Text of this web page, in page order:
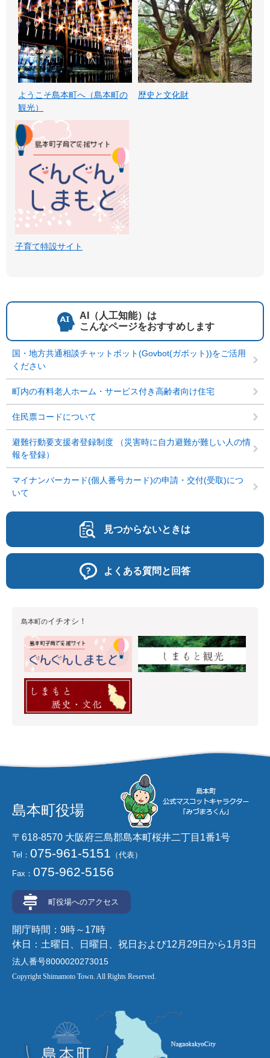
ようこそ島本町へ（島本町の
観光）
歴史と文化財
子育て特設サイト
AI（人工知能）は
こんなページをおすすめします
国・地方共通相談チャットボット(Govbot(ガボット))をご活用
ください
町内の有料老人ホーム・サービス付き高齢者向け住宅
住民票コードについて
避難行動要支援者登録制度 （災害時に自力避難が難しい人の情
報を登録）
マイナンバーカード(個人番号カード)の申請・交付(受取)につ
いて
見つからないときは
よくある質問と回答
島本町のイチオシ！
島本町役場
〒618-8570 大阪府三島郡島本町桜井二丁目1番1号
Tel： 075-961-5151 （代表）
Fax： 075-962-5156
町役場へのアクセス
開庁時間：9時～17時
休日：土曜日、日曜日、祝日および12月29日から1月3日
法人番号8000020273015
Copyright Shimamoto Town. All Rights Reserved.